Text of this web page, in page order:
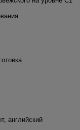
английский